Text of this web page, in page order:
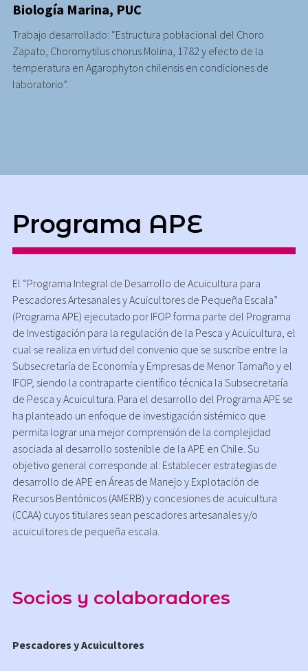
Biología Marina, PUC
Trabajo desarrollado: “Estructura poblacional del Choro
Zapato, Choromytilus chorus Molina, 1782 y efecto de la
temperatura en Agarophyton chilensis en condiciones de
laboratorio”.
Programa APE
El “Programa Integral de Desarrollo de Acuicultura para
Pescadores Artesanales y Acuicultores de Pequeña Escala”
(Programa APE) ejecutado por IFOP forma parte del Programa
de Investigación para la regulación de la Pesca y Acuicultura, el
cual se realiza en virtud del convenio que se suscribe entre la
Subsecretaría de Economía y Empresas de Menor Tamaño y el
IFOP, siendo la contraparte científico técnica la Subsecretaría
de Pesca y Acuicultura. Para el desarrollo del Programa APE se
ha planteado un enfoque de investigación sistémico que
permita lograr una mejor comprensión de la complejidad
asociada al desarrollo sostenible de la APE en Chile. Su
objetivo general corresponde al: Establecer estrategias de
desarrollo de APE en Áreas de Manejo y Explotación de
Recursos Bentónicos (AMERB) y concesiones de acuicultura
(CCAA) cuyos titulares sean pescadores artesanales y/o
acuicultores de pequeña escala.
Socios y colaboradores
Pescadores y Acuicultores